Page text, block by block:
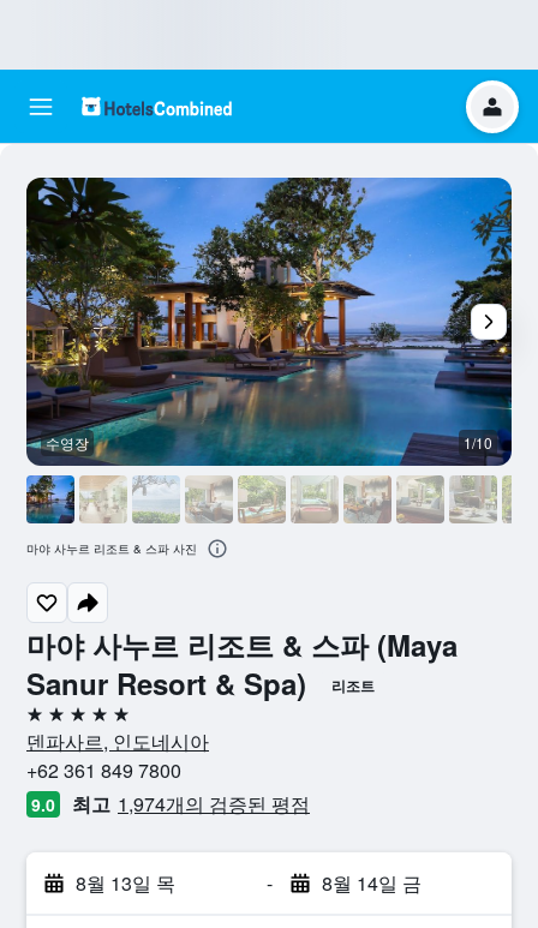
마야 사누르 리조트 & 스파 (Maya
Sanur Resort & Spa)
리조트
5성급
덴파사르, 인도네시아
+62 361 849 7800
9.0 최고 1,974개의 검증된 평점
8월 13일 목 - 8월 14일 금
수영장 1/10
마야 사누르 리조트 & 스파 사진